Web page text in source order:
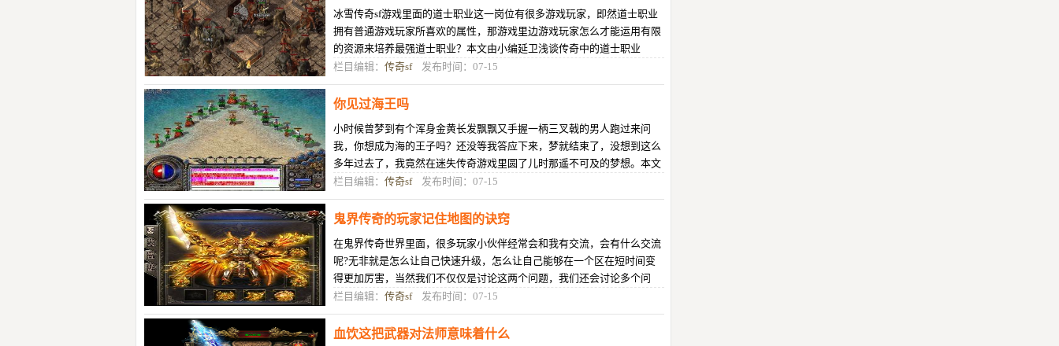
冰雪传奇sf游戏里面的道士职业这一岗位有很多游戏玩家，即然道士职业
拥有普通游戏玩家所喜欢的属性，那游戏里边游戏玩家怎么才能运用有限
的资源来培养最强道士职业？本文由小编延卫浅谈传奇中的道士职业
栏目编辑： 传奇sf发布时间：07-15
你见过海王吗
小时候曾梦到有个浑身金黄长发飘飘又手握一柄三叉戟的男人跑过来问
我，你想成为海的王子吗？还没等我答应下来，梦就结束了，没想到这么
多年过去了，我竟然在迷失传奇游戏里圆了儿时那遥不可及的梦想。本文
由小编顾荷珠你见过海王吗
栏目编辑： 传奇sf发布时间：07-15
鬼界传奇的玩家记住地图的诀窍
在鬼界传奇世界里面，很多玩家小伙伴经常会和我有交流，会有什么交流
呢?无非就是怎么让自己快速升级，怎么让自己能够在一个区在短时间变
得更加厉害，当然我们不仅仅是讨论这两个问题，我们还会讨论多个问
题，我觉得玩传奇不能仅仅是个人去
栏目编辑： 传奇sf发布时间：07-15
血饮这把武器对法师意味着什么